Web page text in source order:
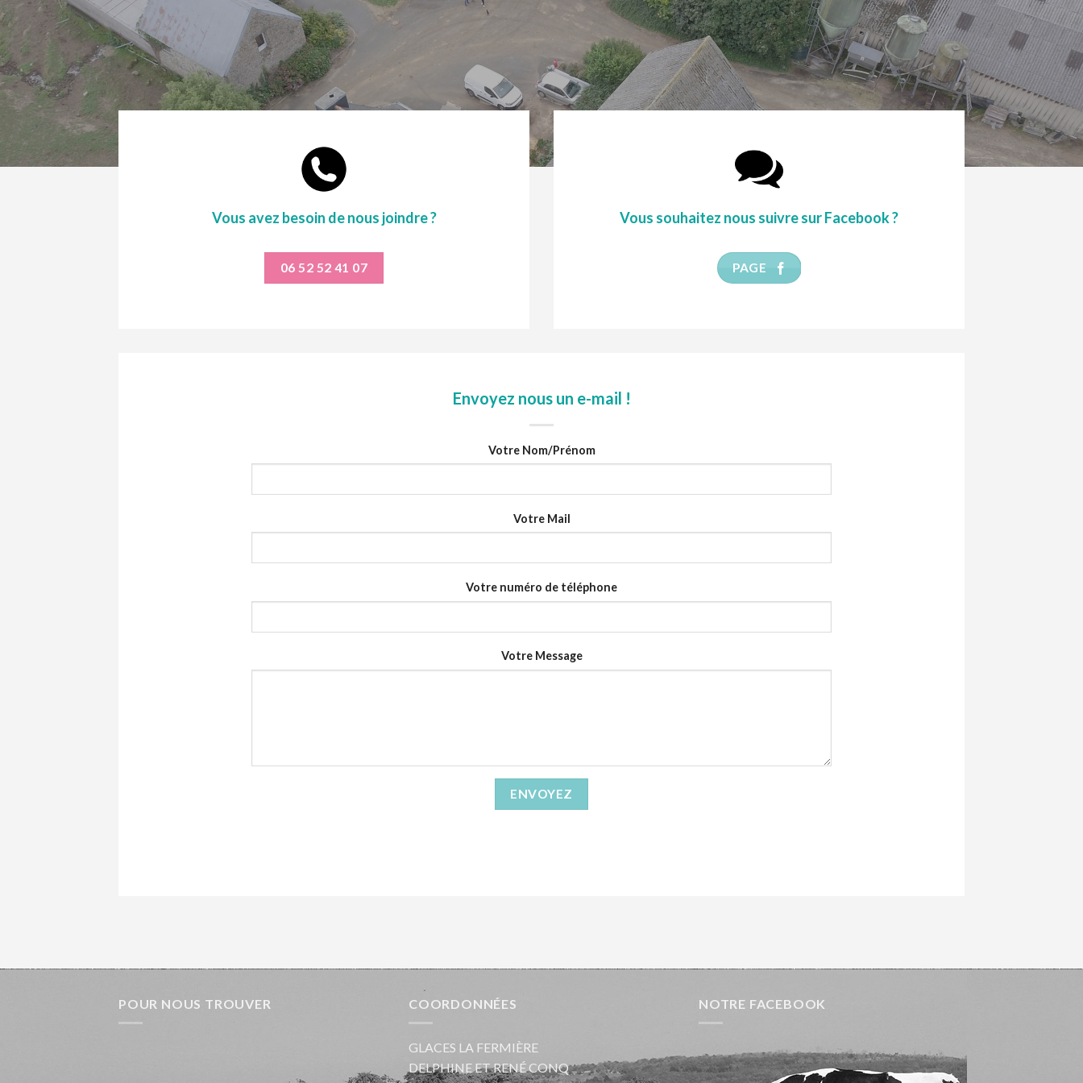
Vous avez besoin de nous joindre ?
06 52 52 41 07
Vous souhaitez nous suivre sur Facebook ?
PAGE
Envoyez nous un e-mail !
Votre Nom/Prénom
Votre Mail
Votre numéro de téléphone
Votre Message
POUR NOUS TROUVER COORDONNÉES
GLACES LA FERMIÈRE
DELPHINE ET RENÉ CONQ
NOTRE FACEBOOK